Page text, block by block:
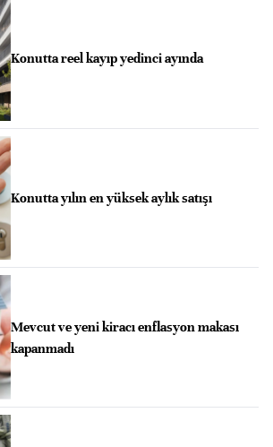
Konutta reel kayıp yedinci ayında
Konutta yılın en yüksek aylık satışı
Mevcut ve yeni kiracı enflasyon makası
kapanmadı